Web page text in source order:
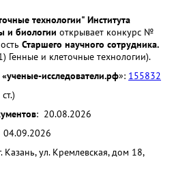
технологии" Института
и биологии открывает конкурс №
Старшего научного сотрудника.
Генные и клеточные технологии).
исследователи.рф»: 155832
: 20.08.2026
04.09.2026
Казань, ул. Кремлевская, дом 18,